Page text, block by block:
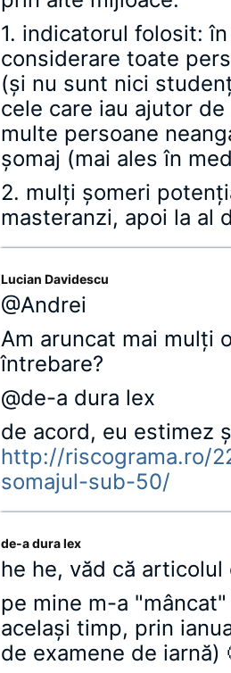
1. indicatorul folosit:
considerare toate
(şi nu sunt nici
cele care iau ajutor
multe persoane
şomaj (mai ales în
2. mulţi şomeri
masteranzi, apoi la al
Lucian Davidescu
@Andrei
Am aruncat mai mulţi
întrebare?
@de-a dura lex
de acord, eu estimez
http://riscograma.ro/
somajul-sub-50/
de-a dura lex
he he, văd că
pe mine m-a
acelaşi timp, prin
de examene de iarnă)